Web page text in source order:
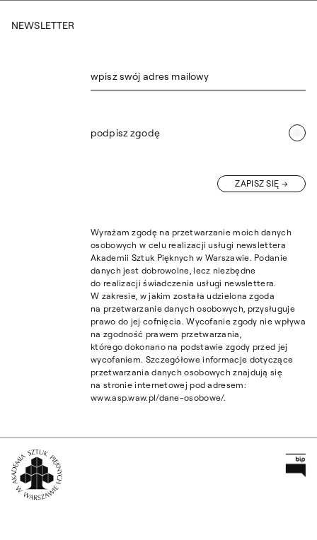
NEWSLETTER
wpisz swój adres mailowy
podpisz zgodę
ZAPISZ SIĘ
Wyrażam zgodę na przetwarzanie moich danych
osobowych w celu realizacji usługi newslettera
Akademii Sztuk Pięknych w Warszawie. Podanie
danych jest dobrowolne, lecz niezbędne
do realizacji świadczenia usługi newslettera.
W zakresie, w jakim została udzielona zgoda
na przetwarzanie danych osobowych, przysługuje
prawo do jej cofnięcia. Wycofanie zgody nie wpływa
na zgodność prawem przetwarzania,
którego dokonano na podstawie zgody przed jej
wycofaniem. Szczegółowe informacje dotyczące
przetwarzania danych osobowych znajdują się
na stronie internetowej pod adresem:
www.asp.waw.pl/dane-osobowe/.